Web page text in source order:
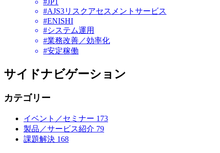
#JP1
#AJS3リスクアセスメントサービス
#ENISHI
#システム運用
#業務改善／効率化
#安定稼働
サイドナビゲーション
カテゴリー
イベント／セミナー 173
製品／サービス紹介 79
課題解決 168